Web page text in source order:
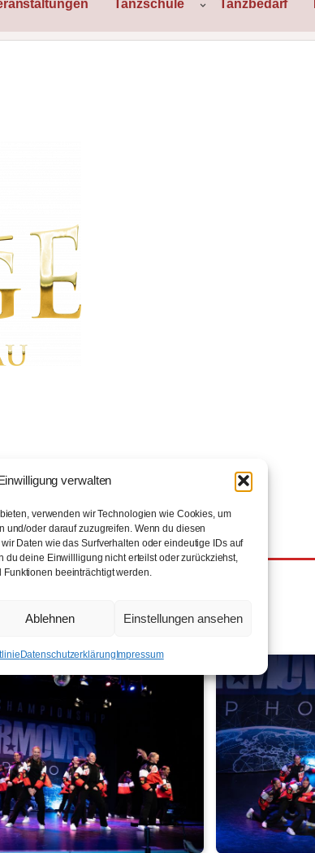
verwalten
verwenden wir Technologien wie Cookies, um
und/oder darauf zuzugreifen. Wenn du diesen
Daten wie das Surfverhalten oder eindeutige IDs auf
du deine Einwillligung nicht erteilst oder zurückziehst,
Funktionen beeinträchtigt werden.
Ablehnen Einstellungen ansehen
Datenschutzerklärung Impressum
Tanzschule Tanzbedarf